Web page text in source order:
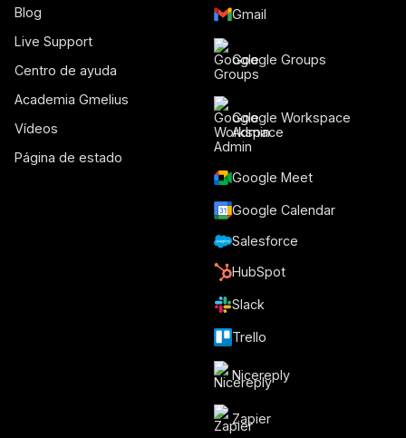
Blog
Live Support
Centro de ayuda
Academia Gmelius
Vídeos
Página de estado
Gmail
Google Groups
Google Workspace
Admin
Google Meet
Google Calendar
Salesforce
HubSpot
Slack
Trello
Nicereply
Zapier